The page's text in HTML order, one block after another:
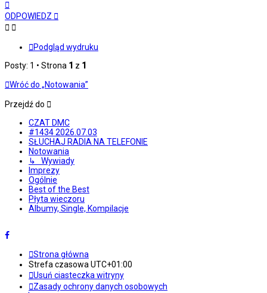
górę
ODPOWIEDZ
Podgląd wydruku
Posty: 1 • Strona 1 z 1
Wróć do „Notowania”
Przejdź do
CZAT DMC
#1434 2026.07.03
SŁUCHAJ RADIA NA TELEFONIE
Notowania
↳ Wywiady
Imprezy
Ogólnie
Best of the Best
Płyta wieczoru
Albumy, Single, Kompilacje
Strona główna
Strefa czasowaUTC+01:00
Usuń ciasteczka witryny
Zasady ochrony danych osobowych